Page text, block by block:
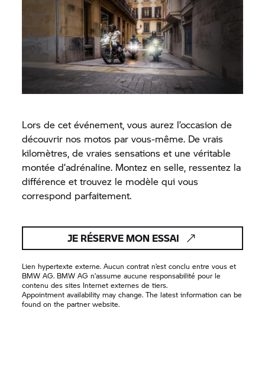
Lors de cet événement, vous aurez l’occasion de
découvrir nos motos par vous-même. De vrais
kilomètres, de vraies sensations et une véritable
montée d’adrénaline. Montez en selle, ressentez la
différence et trouvez le modèle qui vous
correspond parfaitement.
JE RÉSERVE MON ESSAI
Lien hypertexte externe. Aucun contrat n’est conclu entre vous et
BMW AG. BMW AG n’assume aucune responsabilité pour le
contenu des sites Internet externes de tiers.
Appointment availability may change. The latest information can be
found on the partner website.